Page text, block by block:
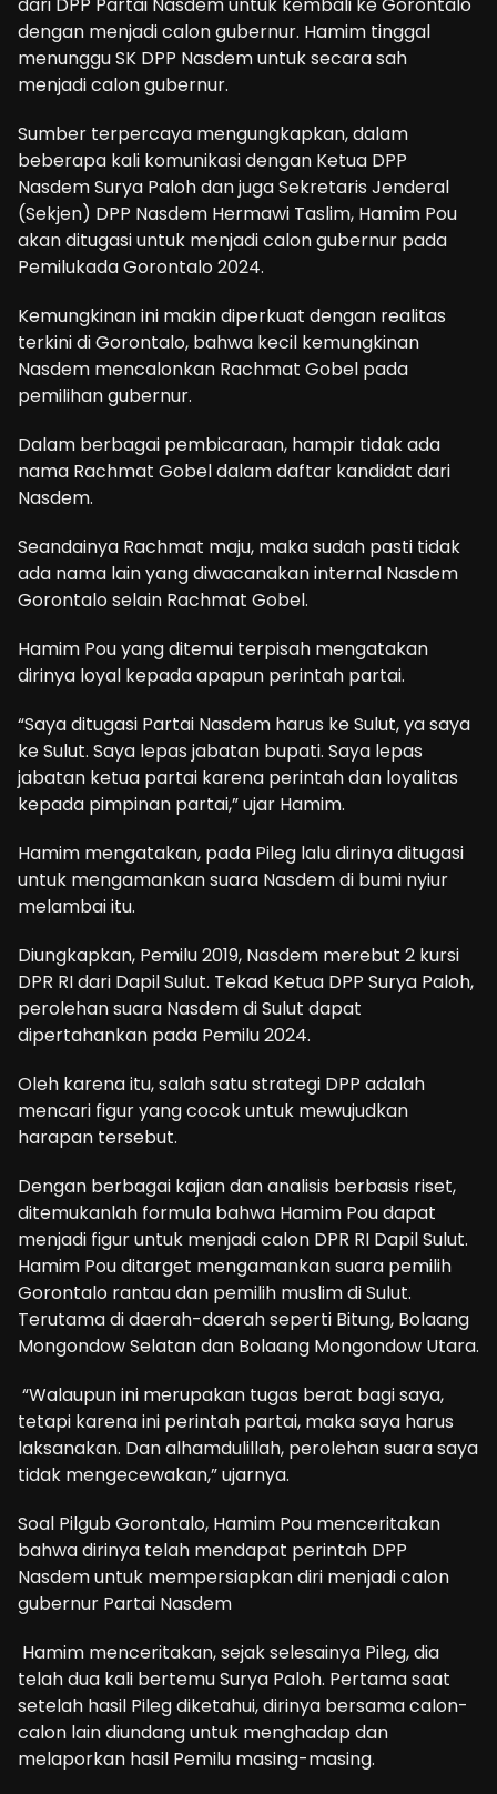
dengan menjadi calon gubernur. Hamim tinggal
menunggu SK DPP Nasdem untuk secara sah
menjadi calon gubernur.
Sumber terpercaya mengungkapkan, dalam
beberapa kali komunikasi dengan Ketua DPP
Nasdem Surya Paloh dan juga Sekretaris Jenderal
(Sekjen) DPP Nasdem Hermawi Taslim, Hamim Pou
akan ditugasi untuk menjadi calon gubernur pada
Pemilukada Gorontalo 2024.
Kemungkinan ini makin diperkuat dengan realitas
terkini di Gorontalo, bahwa kecil kemungkinan
Nasdem mencalonkan Rachmat Gobel pada
pemilihan gubernur.
Dalam berbagai pembicaraan, hampir tidak ada
nama Rachmat Gobel dalam daftar kandidat dari
Nasdem.
Seandainya Rachmat maju, maka sudah pasti tidak
ada nama lain yang diwacanakan internal Nasdem
Gorontalo selain Rachmat Gobel.
Hamim Pou yang ditemui terpisah mengatakan
dirinya loyal kepada apapun perintah partai.
“Saya ditugasi Partai Nasdem harus ke Sulut, ya saya
ke Sulut. Saya lepas jabatan bupati. Saya lepas
jabatan ketua partai karena perintah dan loyalitas
kepada pimpinan partai,” ujar Hamim.
Hamim mengatakan, pada Pileg lalu dirinya ditugasi
untuk mengamankan suara Nasdem di bumi nyiur
melambai itu.
Diungkapkan, Pemilu 2019, Nasdem merebut 2 kursi
DPR RI dari Dapil Sulut. Tekad Ketua DPP Surya Paloh,
perolehan suara Nasdem di Sulut dapat
dipertahankan pada Pemilu 2024.
Oleh karena itu, salah satu strategi DPP adalah
mencari figur yang cocok untuk mewujudkan
harapan tersebut.
Dengan berbagai kajian dan analisis berbasis riset,
ditemukanlah formula bahwa Hamim Pou dapat
menjadi figur untuk menjadi calon DPR RI Dapil Sulut.
Hamim Pou ditarget mengamankan suara pemilih
Gorontalo rantau dan pemilih muslim di Sulut.
Terutama di daerah-daerah seperti Bitung, Bolaang
Mongondow Selatan dan Bolaang Mongondow Utara.
“Walaupun ini merupakan tugas berat bagi saya,
tetapi karena ini perintah partai, maka saya harus
laksanakan. Dan alhamdulillah, perolehan suara saya
tidak mengecewakan,” ujarnya.
Soal Pilgub Gorontalo, Hamim Pou menceritakan
bahwa dirinya telah mendapat perintah DPP
Nasdem untuk mempersiapkan diri menjadi calon
gubernur Partai Nasdem
Hamim menceritakan, sejak selesainya Pileg, dia
telah dua kali bertemu Surya Paloh. Pertama saat
setelah hasil Pileg diketahui, dirinya bersama calon-
calon lain diundang untuk menghadap dan
melaporkan hasil Pemilu masing-masing.